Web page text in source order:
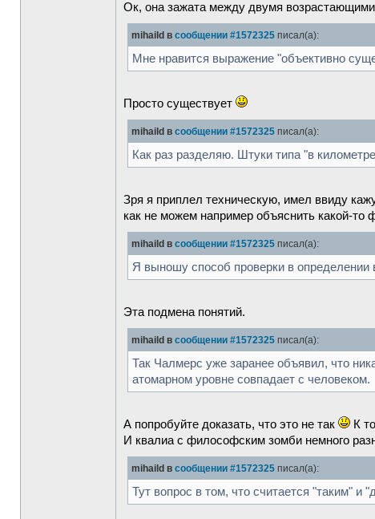
Ок, она зажата между двумя
mihaild в сообщении #1572325 писал(а):
Мне нравится выражение "объективно
Просто существует
mihaild в сообщении #1572325 писал(а):
Как раз разделяю. Штуки типа "в
Зря я приплел техническую, имел ввиду
как не можем например объяснить какой-то
mihaild в сообщении #1572325 писал(а):
Я выношу способ проверки в определении
Эта подмена понятий.
mihaild в сообщении #1572325 писал(а):
Так Чалмерс уже заранее объявил, что
атомарном уровне совпадает с человеком.
А попробуйте доказать, что это не так
К
И квалиа с философским зомби немного
mihaild в сообщении #1572325 писал(а):
Тут вопрос в том, что считается "таким" и